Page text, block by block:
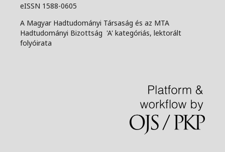
eISSN 1588-0605
A Magyar Hadtudományi Társaság és az MTA
Hadtudományi Bizottság 'A' kategóriás, lektorált
folyóirata